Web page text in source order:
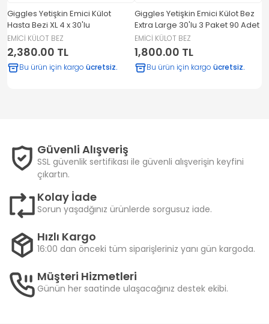
Giggles Yetişkin Emici Külot
Hasta Bezi XL 4 x 30'lu
EMİCİ KÜLOT BEZ
2,380.00 TL
Bu ürün için kargo ücretsiz.
Giggles Yetişkin Emici Külot Bez
Extra Large 30'lu 3 Paket 90 Adet
EMİCİ KÜLOT BEZ
1,800.00 TL
Bu ürün için kargo ücretsiz.
Güvenli Alışveriş
SSL güvenlik sertifikası ile güvenli alışverişin keyfini
çıkartın.
Kolay İade
Sorun yaşadğınız ürünlerde sorgusuz iade.
Hızlı Kargo
16:00 dan önceki tüm siparişleriniz yanı gün kargoda.
Müşteri Hizmetleri
Günün her saatinde ulaşacağınız destek ekibi.